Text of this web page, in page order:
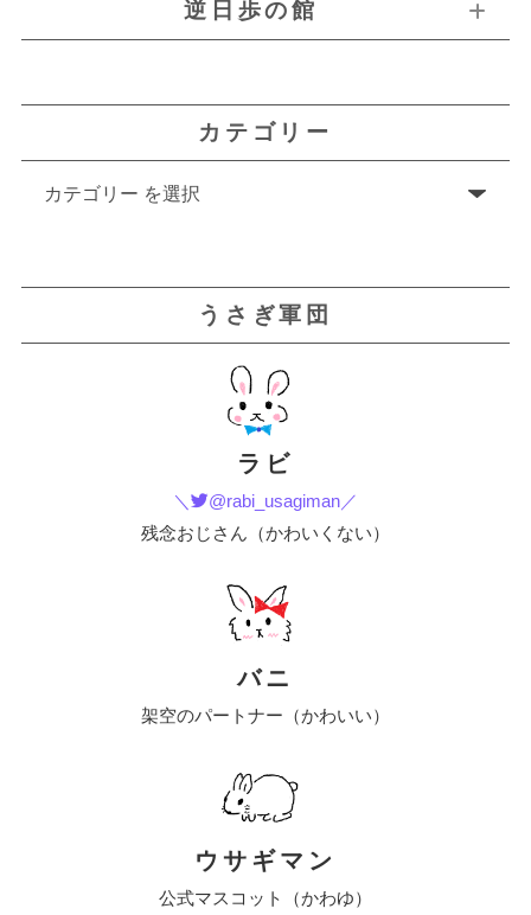
逆日歩の館
カテゴリー
うさぎ軍団
ラビ
＼
@rabi_usagiman／
残念おじさん（かわいくない）
バニ
架空のパートナー（かわいい）
ウサギマン
公式マスコット（かわゆ）